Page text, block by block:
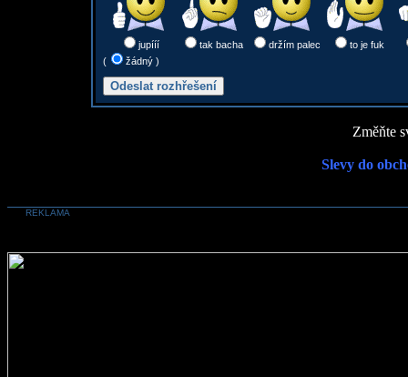
jupííí tak bacha držím palec
to je fuk
(
žádný )
Změňte
Slevy do
REKLAMA